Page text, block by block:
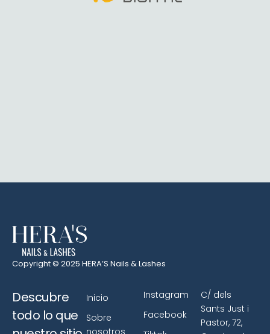
Copyright © 2025 HERA’S Nails & Lashes
Descubre
todo lo que
Inicio
Sobre
nosotros
Instagram
Facebook
C/ dels
Sants Just i
Pastor, 72,